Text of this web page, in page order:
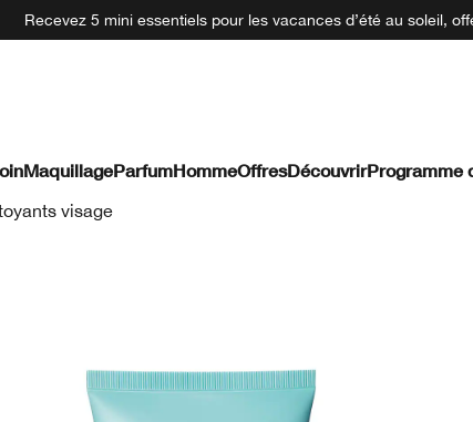
Recevez 5 mini essentiels pour les vacances d’été au soleil,
MaquillageParfumHommeOffresDécouvrirProgramme
visage